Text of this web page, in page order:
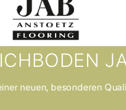
neuen, besonderen